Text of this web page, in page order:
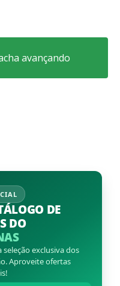
avançando
DE
DO
exclusiva dos
Aproveite ofertas